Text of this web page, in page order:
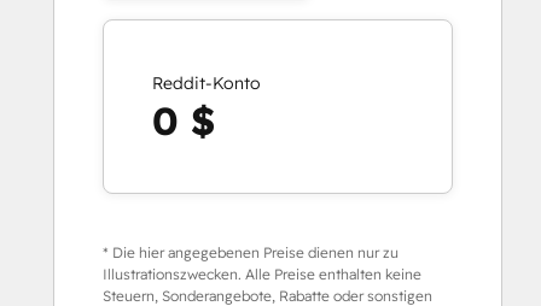
Reddit-Konto
0 $
* Die hier angegebenen Preise dienen nur zu
Illustrationszwecken. Alle Preise enthalten keine
Steuern, Sonderangebote, Rabatte oder sonstigen